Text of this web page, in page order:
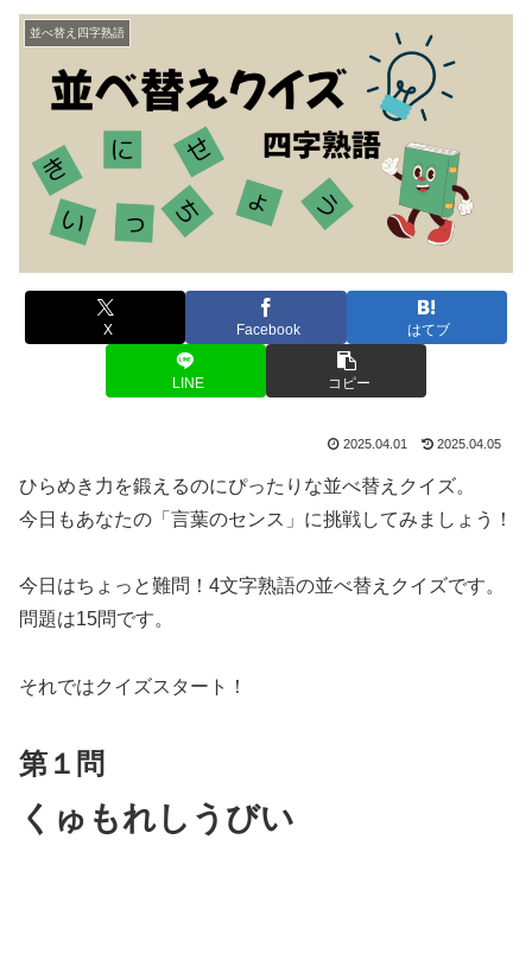
並べ替え四字熟語
X Facebook はてブ
LINE コピー
2025.04.01 2025.04.05
ひらめき力を鍛えるのにぴったりな並べ替えクイズ。
今日もあなたの「言葉のセンス」に挑戦してみましょう！
今日はちょっと難問！4文字熟語の並べ替えクイズです。
問題は15問です。
それではクイズスタート！
第１問
くゅもれしうびい